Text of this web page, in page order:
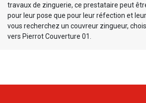
travaux de zinguerie, ce prestataire peut
pour leur pose que pour leur réfection et
vous recherchez un couvreur zingueur,
vers Pierrot Couverture 01.